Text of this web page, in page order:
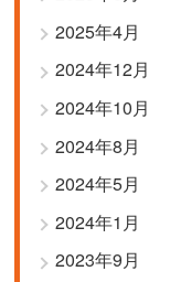
2025年4月
2024年12月
2024年10月
2024年8月
2024年5月
2024年1月
2023年9月